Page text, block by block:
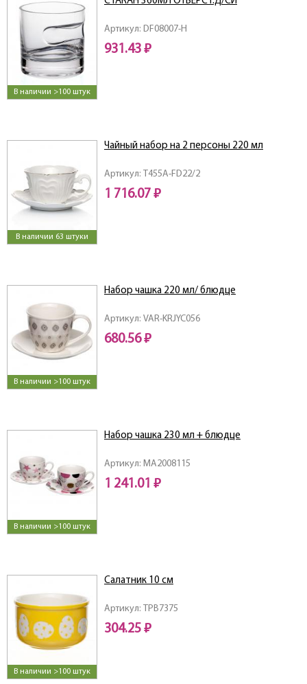
В наличии >100 штук
Артикул: DF08007-H
931.43 ₽
В наличии 63 штуки
Артикул: T455A-FD22/2
Чайный набор на 2 персоны 220 мл
1 716.07 ₽
В наличии >100 штук
Артикул: VAR-KRJYC056
Набор чашка 220 мл/ блюдце
680.56 ₽
В наличии >100 штук
Артикул: MA2008115
Набор чашка 230 мл + блюдце
1 241.01 ₽
В наличии >100 штук
Артикул: TPB7375
Салатник 10 см
304.25 ₽